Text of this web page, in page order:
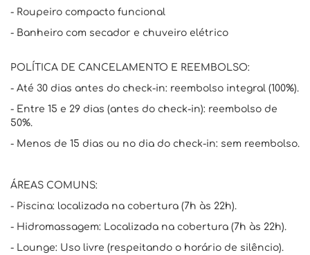
- Roupeiro compacto funcional
- Banheiro com secador e chuveiro elétrico
POLÍTICA DE CANCELAMENTO E REEMBOLSO:
- Até 30 dias antes do check-in: reembolso integral (100%).
- Entre 15 e 29 dias (antes do check-in): reembolso de
50%.
- Menos de 15 dias ou no dia do check-in: sem reembolso.
ÁREAS COMUNS:
- Piscina: localizada na cobertura (7h às 22h).
- Hidromassagem: Localizada na cobertura (7h às 22h).
- Lounge: Uso livre (respeitando o horário de silêncio).